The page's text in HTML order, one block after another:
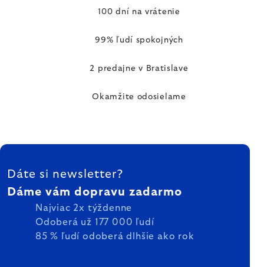
100 dní na vrátenie
99% ľudí spokojných
2 predajne v Bratislave
Okamžite odosielame
ZÁPÄTIE
Dáte si newsletter?
Dáme vám dopravu zadarmo
Najviac 2x týždenne
Odoberá už 177 000 ľudí
85 % ľudí odoberá dlhšie ako rok